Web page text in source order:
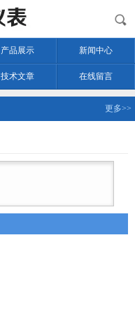
产品展示 新闻中心
技术文章 在线留言
更多>>